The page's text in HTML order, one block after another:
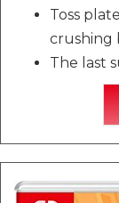
Toss
crushing
The last